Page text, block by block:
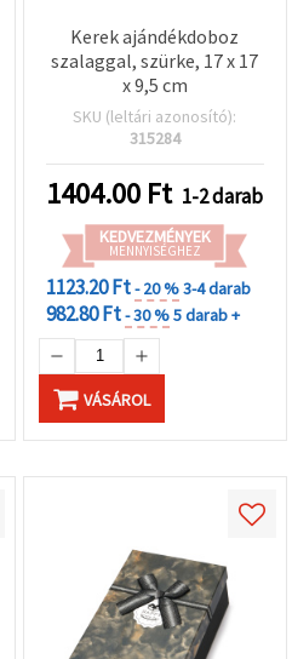
Kerek ajándékdoboz
szalaggal, szürke, 17 x 17
x 9,5 cm
SKU (leltári azonosító):
315284
1404.00 Ft 1-2 darab
KEDVEZMÉNYEK
MENNYISÉGHEZ
1123.20 Ft- 20 %3-4 darab
982.80 Ft- 30 %5 darab +
VÁSÁROL